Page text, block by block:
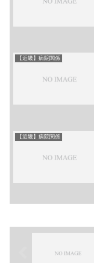
【近畿】病院関係
【近畿】病院関係